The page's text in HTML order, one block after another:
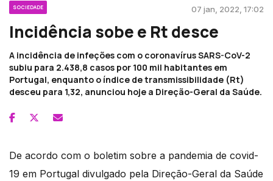
SOCIEDADE 07 jan, 2022, 17:02
Incidência sobe e Rt desce
A incidência de infeções com o coronavírus SARS-CoV-2
subiu para 2.438,8 casos por 100 mil habitantes em
Portugal, enquanto o índice de transmissibilidade (Rt)
desceu para 1,32, anunciou hoje a Direção-Geral da Saúde.
De acordo com o boletim sobre a pandemia de covid-
19 em Portugal divulgado pela Direção-Geral da Saúde